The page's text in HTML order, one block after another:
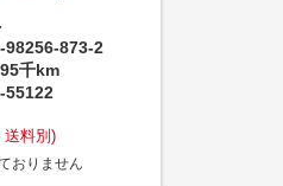
98256-873-2
千km
55122
送料別)
おりません